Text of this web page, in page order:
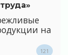
на
121